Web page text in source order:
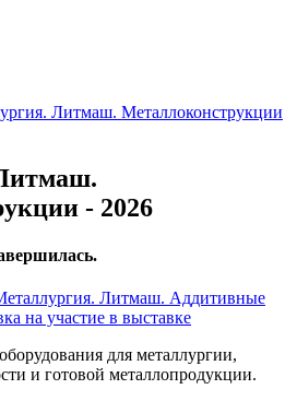
Литмаш. Металлоконструкции
- 2026
Литмаш. Аддитивные
на участие в выставке
для металлургии,
и готовой металлопродукции.